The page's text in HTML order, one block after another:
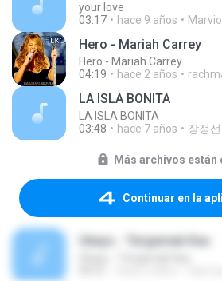
your love
03:17
hace 9 años Marvio
Hero - Mariah Carrey
Hero - Mariah Carrey
04:19
hace 2 años
LA ISLA BONITA
LA ISLA BONITA
03:48
hace 7 años 장정선
Más archivos están
Continuar en la
Ukays - Tergamak Kau